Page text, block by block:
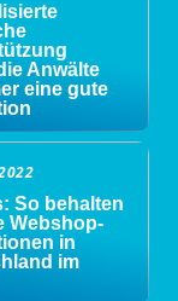
Anwälte
eine gute
So behalten
Webshop-
in
im